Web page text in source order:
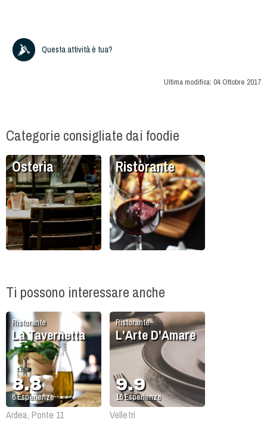
Questa attività è tua?
Ultima modifica: 04 Ottobre 2017
Categorie consigliate dai foodie
Osteria Ristorante
Ti possono interessare anche
Ristorante
La Tavernetta
8.8
6Esperienze
Ardea, Ponte 11
Ristorante
L'Arte D'Amare
9.9
16Esperienze
Velletri